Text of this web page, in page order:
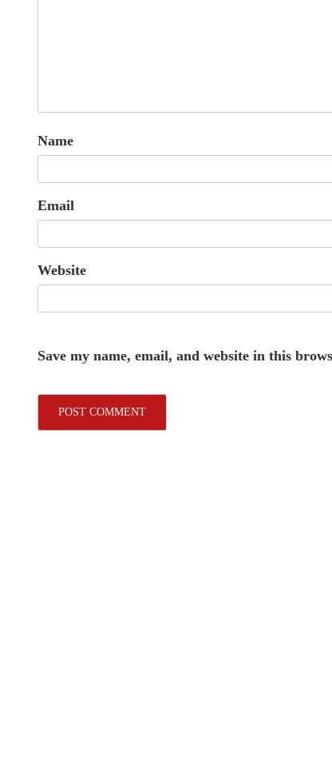
Name
Email
Website
Save my name, email, and website in this